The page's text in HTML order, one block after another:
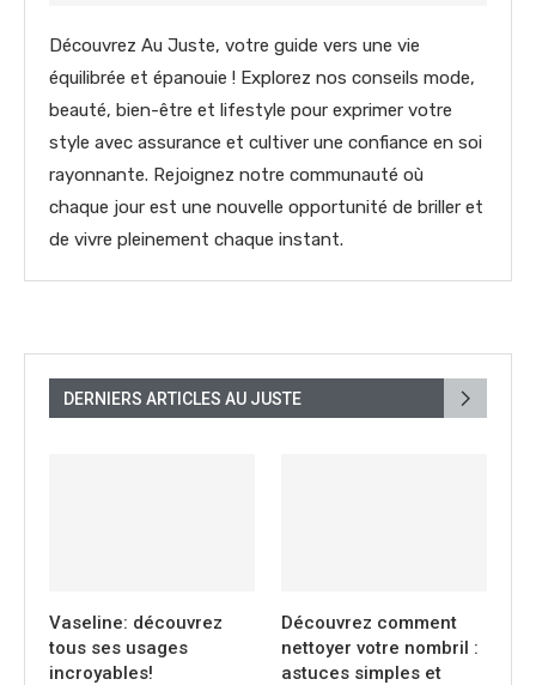
Découvrez Au Juste, votre guide vers une vie
équilibrée et épanouie ! Explorez nos conseils mode,
beauté, bien-être et lifestyle pour exprimer votre
style avec assurance et cultiver une confiance en soi
rayonnante. Rejoignez notre communauté où
chaque jour est une nouvelle opportunité de briller et
de vivre pleinement chaque instant.
DERNIERS ARTICLES AU JUSTE
Vaseline: découvrez
tous ses usages
incroyables!
Découvrez comment
nettoyer votre nombril :
astuces simples et